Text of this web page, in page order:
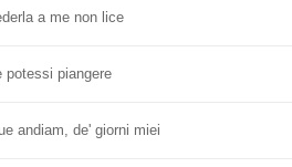
a me non lice
potessi piangere
andiam, de' giorni miei